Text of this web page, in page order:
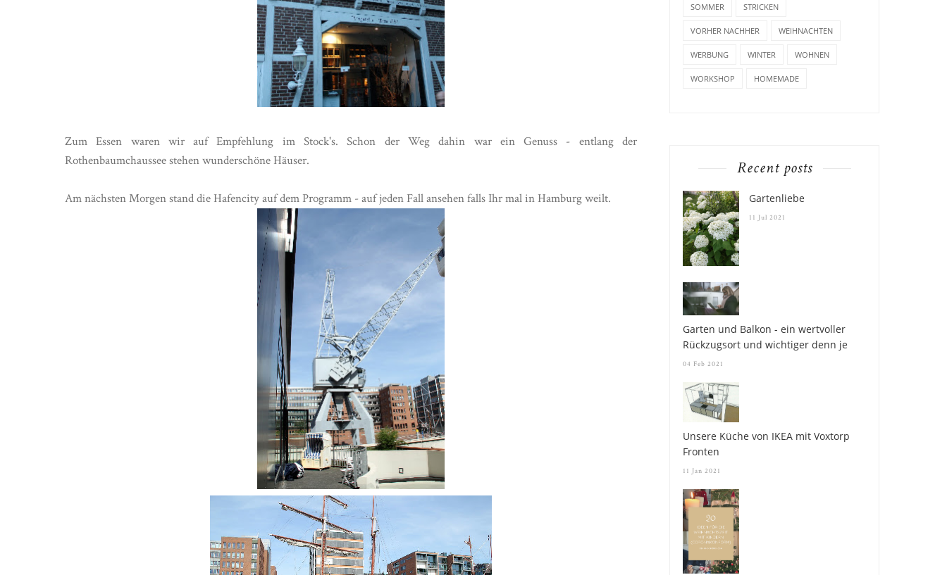
Zum Essen waren wir auf Empfehlung im Stock's. Schon der Weg dahin war ein Genuss - entlang der
Rothenbaumchaussee stehen wunderschöne Häuser.
Am nächsten Morgen stand die Hafencity auf dem Programm - auf jeden Fall ansehen falls Ihr mal in Hamburg weilt.
SOMMER STRICKEN
VORHER NACHHER WEIHNACHTEN
WERBUNG WINTER WOHNEN
WORKSHOP HOMEMADE
Recent posts
Gartenliebe
11 Jul 2021
Garten und Balkon - ein wertvoller
Rückzugsort und wichtiger denn je
04 Feb 2021
Unsere Küche von IKEA mit Voxtorp
Fronten
11 Jan 2021